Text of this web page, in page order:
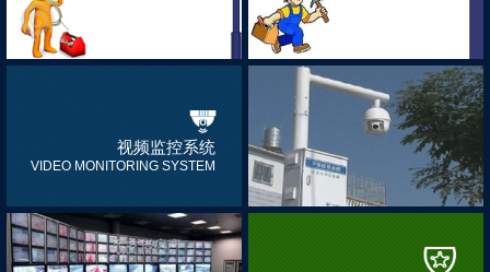
视频监控系统
VIDEO MONITORING SYSTEM